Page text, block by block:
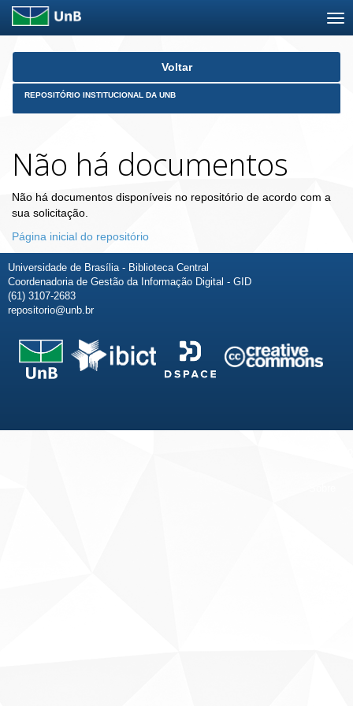
Skip
Voltar
REPOSITÓRIO INSTITUCIONAL DA UNB
Não há documentos
Não há documentos disponíveis no repositório de acordo com a
sua solicitação.
Página inicial do repositório
Universidade de Brasília - Biblioteca Central
Coordenadoria de Gestão da Informação Digital - GID
(61) 3107-2683
repositorio@unb.br